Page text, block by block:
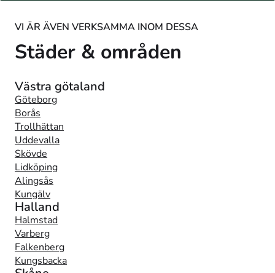
VI ÄR ÄVEN VERKSAMMA INOM DESSA
Städer & områden
Västra götaland
Göteborg
Borås
Trollhättan
Uddevalla
Skövde
Lidköping
Alingsås
Kungälv
Halland
Halmstad
Varberg
Falkenberg
Kungsbacka